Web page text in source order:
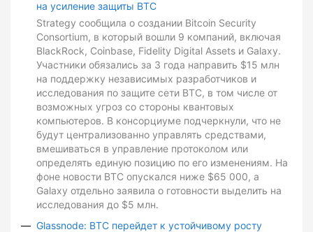
на усиление защиты BTC
Strategy сообщила о создании Bitcoin Security
Consortium, в который вошли 9 компаний, включая
BlackRock, Coinbase, Fidelity Digital Assets и Galaxy.
Участники обязались за 3 года направить $15 млн
на поддержку независимых разработчиков и
исследования по защите сети BTC, в том числе от
возможных угроз со стороны квантовых
компьютеров. В консорциуме подчеркнули, что не
будут централизованно управлять средствами,
вмешиваться в управление протоколом или
определять единую позицию по его изменениям. На
фоне новости BTC опускался ниже $65 000, а
Galaxy отдельно заявила о готовности выделить на
исследования до $5 млн.
Glassnode: BTC перейдет к устойчивому росту